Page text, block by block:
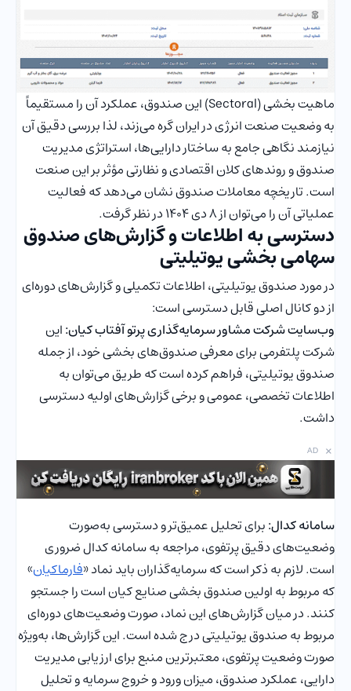
ماهیت بخشی (Sectoral) این صندوق، عملکرد آن را مستقیماً
به وضعیت صنعت انرژی در ایران گره می‌زند، لذا بررسی دقیق آن
نیازمند نگاهی جامع به ساختار دارایی‌ها، استراتژی مدیریت
صندوق و روندهای کلان اقتصادی و نظارتی مؤثر بر این صنعت
است. تاریخچه معاملات صندوق نشان می‌دهد که فعالیت
عملیاتی آن را می‌توان از ۸ دی ۱۴۰۴ در نظر گرفت.
دسترسی به اطلاعات و گزارش‌های صندوق
سهامی بخشی یوتیلیتی
در مورد صندوق یوتیلیتی، اطلاعات تکمیلی و گزارش‌های دوره‌ای
از دو کانال اصلی قابل دسترسی است:
وب‌سایت شرکت مشاور سرمایه‌گذاری پرتو آفتاب کیان:این
شرکت پلتفرمی برای معرفی صندوق‌های بخشی خود، از جمله
صندوق یوتیلیتی، فراهم کرده است که طریق می‌توان به
اطلاعات تخصصی، عمومی و برخی گزارش‌های اولیه دسترسی
داشت.
AD ×
سامانه کدال:برای تحلیل عمیق‌تر و دسترسی به‌صورت
وضعیت‌های دقیق پرتفوی، مراجعه به سامانه کدال ضروری
است. لازم به ذکر است که سرمایه‌گذاران باید نماد «فارماکیان»
که مربوط به اولین صندوق بخشی صنایع کیان است را جستجو
کنند. در میان گزارش‌های این نماد، صورت وضعیت‌های دوره‌ای
مربوط به صندوق یوتیلیتی درج شده است. این گزارش‌ها، به‌ویژه
صورت وضعیت پرتفوی، معتبرترین منبع برای ارزیابی مدیریت
دارایی، عملکرد صندوق، میزان ورود و خروج سرمایه و تحلیل